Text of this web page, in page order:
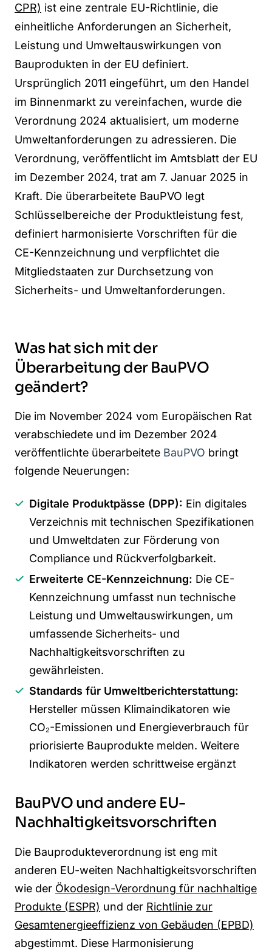
CPR) ist eine zentrale EU-Richtlinie, die
einheitliche Anforderungen an Sicherheit,
Leistung und Umweltauswirkungen von
Bauprodukten in der EU definiert.
Ursprünglich 2011 eingeführt, um den Handel
im Binnenmarkt zu vereinfachen, wurde die
Verordnung 2024 aktualisiert, um moderne
Umweltanforderungen zu adressieren. Die
Verordnung, veröffentlicht im Amtsblatt der EU
im Dezember 2024, trat am 7. Januar 2025 in
Kraft. Die überarbeitete BauPVO legt
Schlüsselbereiche der Produktleistung fest,
definiert harmonisierte Vorschriften für die
CE-Kennzeichnung und verpflichtet die
Mitgliedstaaten zur Durchsetzung von
Sicherheits- und Umweltanforderungen.
Was hat sich mit der
Überarbeitung der BauPVO
geändert?
Die im November 2024 vom Europäischen Rat
verabschiedete und im Dezember 2024
veröffentlichte überarbeitete BauPVO bringt
folgende Neuerungen:
Digitale Produktpässe (DPP): Ein digitales
Verzeichnis mit technischen Spezifikationen
und Umweltdaten zur Förderung von
Compliance und Rückverfolgbarkeit.
Erweiterte CE-Kennzeichnung: Die CE-
Kennzeichnung umfasst nun technische
Leistung und Umweltauswirkungen, um
umfassende Sicherheits- und
Nachhaltigkeitsvorschriften zu
gewährleisten.
Standards für Umweltberichterstattung:
Hersteller müssen Klimaindikatoren wie
CO₂-Emissionen und Energieverbrauch für
priorisierte Bauprodukte melden. Weitere
Indikatoren werden schrittweise ergänzt
BauPVO und andere EU-
Nachhaltigkeitsvorschriften
Die Bauprodukteverordnung ist eng mit
anderen EU-weiten Nachhaltigkeitsvorschriften
wie der Ökodesign-Verordnung für nachhaltige
Produkte (ESPR) und der Richtlinie zur
Gesamtenergieeffizienz von Gebäuden (EPBD)
abgestimmt. Diese Harmonisierung